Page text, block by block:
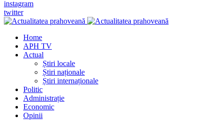
instagram
twitter
Home
APH TV
Actual
Știri locale
Știri naționale
Știri internaționale
Politic
Administrație
Economic
Opinii